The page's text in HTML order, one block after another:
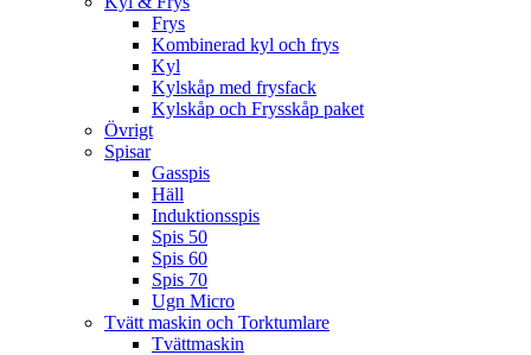
Frys
Kombinerad kyl och frys
Kyl
Kylskåp med frysfack
Kylskåp och Frysskåp paket
Övrigt
Spisar
Gasspis
Häll
Induktionsspis
Spis 50
Spis 60
Spis 70
Ugn Micro
Tvätt maskin och Torktumlare
Tvättmaskin